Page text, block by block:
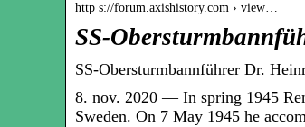
http s://forum.axishistory.com › view…
SS-
SS-Obersturmbannführer Dr.
8. nov. 2020 — In spring 1945
Sweden. On 7 May 1945 he